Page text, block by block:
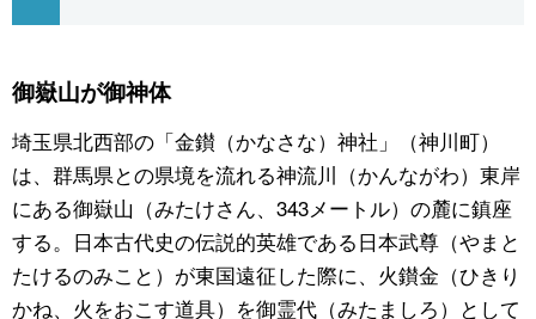
東京
お知らせ
公式SNS
御嶽山が御神体
埼玉県北西部の「金鑚（かなさな）神社」（神川町）
は、群馬県との県境を流れる神流川（かんながわ）東岸
にある御嶽山（みたけさん、 343メートル）の麓に鎮座
する。日本古代史の伝説的英雄である日本武尊（やまと
たけるのみこと）が東国遠征した際に、火鑚金（ひきり
かね、火をおこす道具）を御霊代（みたましろ）として